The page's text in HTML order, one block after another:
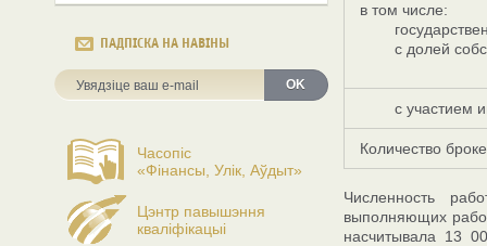
ПАДПІСКА НА НАВІНЫ
OK
Часопіс
«Фінансы, Улік, Аўдыт»
Цэнтр павышэння
кваліфікацыі
в том числе:
с долей
с участием
Количество
Численность
выполняющих
насчитывала 13